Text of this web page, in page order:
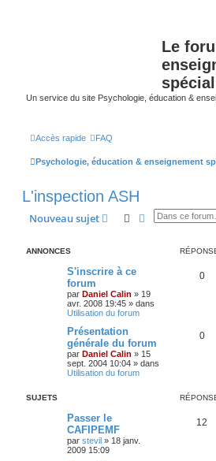
Le
Un service du site Psychologie, éducation &
Accès rapide FAQ
Psychologie, éducation & enseignement
L'inspection ASH
Nouveau sujet Rechercher
Recherche
ANNONCES
S'inscrire à ce
forum
par Daniel Calin » 19
avr. 2008 19:45 » dans
Utilisation du forum
0
Présentation
générale du forum
par Daniel Calin » 15
sept. 2004 10:04 » dans
Utilisation du forum
0
SUJETS
Passer le
CAFIPEMF
par stevil » 18 janv.
2009 15:09
12